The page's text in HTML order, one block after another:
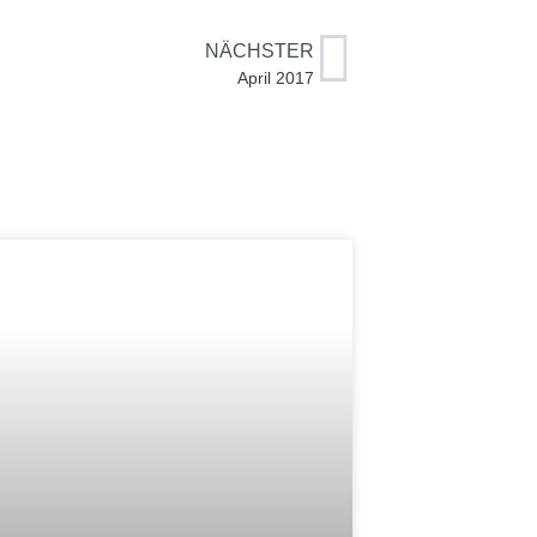
NÄCHSTER
April 2017